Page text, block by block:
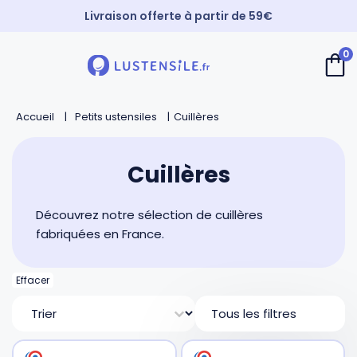
Livraison offerte à partir de 59€
Fouets
Pinces et piques
Couteaux Santoku
Couteaux bec d’oiseau
Poêles
Sauteuses
Roger Orfèvre
Tournabois
0
Accueil Petits ustensiles Cuillères
Cuillères
Découvrez notre sélection de cuillères
fabriquées en France.
Effacer
Tous les filtres